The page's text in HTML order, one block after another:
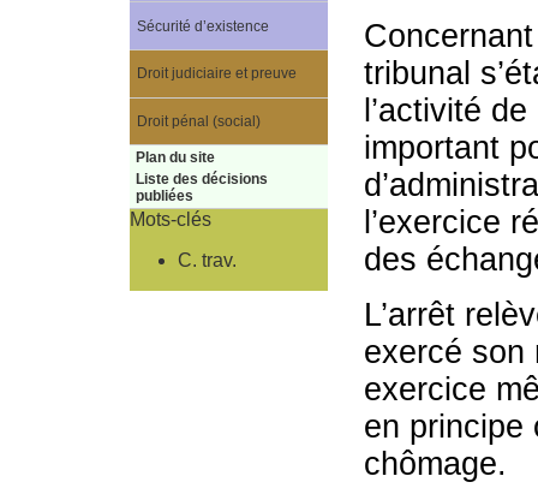
tribunal
l’activité
important
l’exercice
des
L’arrêt
exercé son
exercice
en principe
chômage.
Sécurité d’existence
Droit judiciaire et preuve
Droit pénal (social)
Plan du site
Liste des décisions
publiées
Mots-clés
C. trav.